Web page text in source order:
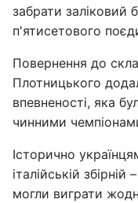
забрати заліковий
п'ятисетового
Повернення до
Плотницького
впевненості, яка
чинними
Історично
італійській
могли виграти